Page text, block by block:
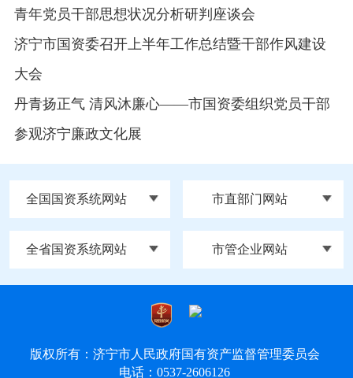
青年党员干部思想状况分析研判座谈会
济宁市国资委召开上半年工作总结暨干部作风建设
大会
丹青扬正气 清风沐廉心——市国资委组织党员干部
参观济宁廉政文化展
全国国资系统网站 市直部门网站
全省国资系统网站 市管企业网站
版权所有：济宁市人民政府国有资产监督管理委员会
电话：0537-2606126